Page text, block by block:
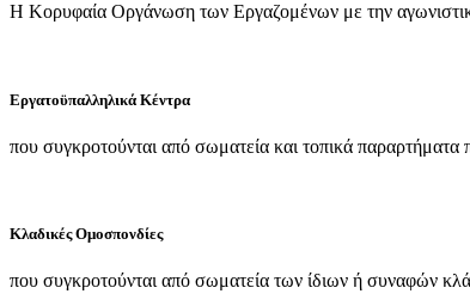
Η Κορυφαία Οργάνωση των Εργαζομένων με την
Εργατοϋπαλληλικά Κέντρα
που συγκροτούνται από σωματεία και τοπικά
Κλαδικές Ομοσπονδίες
που συγκροτούνται από σωματεία των ίδιων ή συναφών